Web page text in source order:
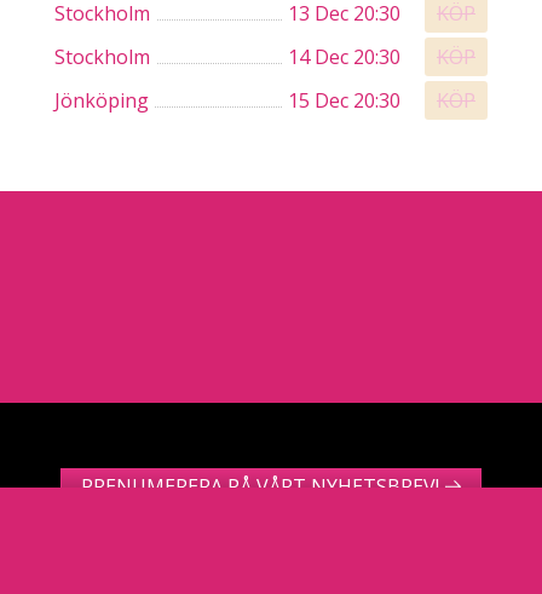
Stockholm
13 Dec 20:30
Stockholm
14 Dec 20:30
Jönköping
15 Dec 20:30
PRENUMERERA PÅ VÅRT NYHETSBREV!